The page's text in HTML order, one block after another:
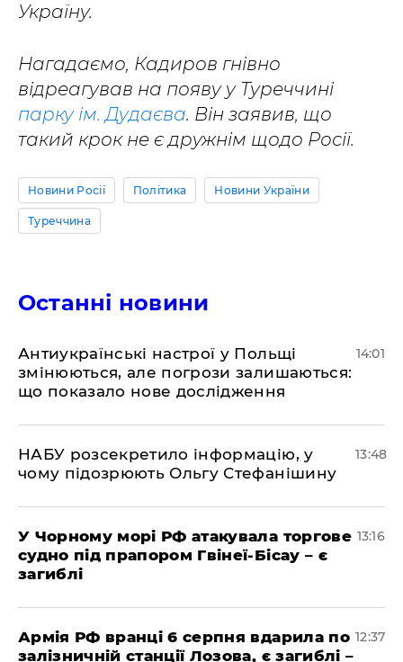
Україну.
Нагадаємо, Кадиров гнівно
відреагував на появу у Туреччині
парку ім. Дудаєва. Він заявив, що
такий крок не є дружнім щодо Росії.
Новини Росії Політика Новини України
Туреччина
Останні новини
Антиукраїнські настрої у Польщі
змінюються, але погрози залишаються:
що показало нове дослідження
14:01
НАБУ розсекретило інформацію, у
чому підозрюють Ольгу Стефанішину
13:48
У Чорному морі РФ атакувала торгове
судно під прапором Гвінеї-Бісау – є
загиблі
13:16
Армія РФ вранці 6 серпня вдарила по
залізничній станції Лозова, є загиблі –
12:37